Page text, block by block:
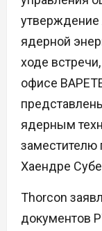
утверждение
ядерной
ходе
офисе
ядерным
заместителю
Хаендре
Thorcon
документов